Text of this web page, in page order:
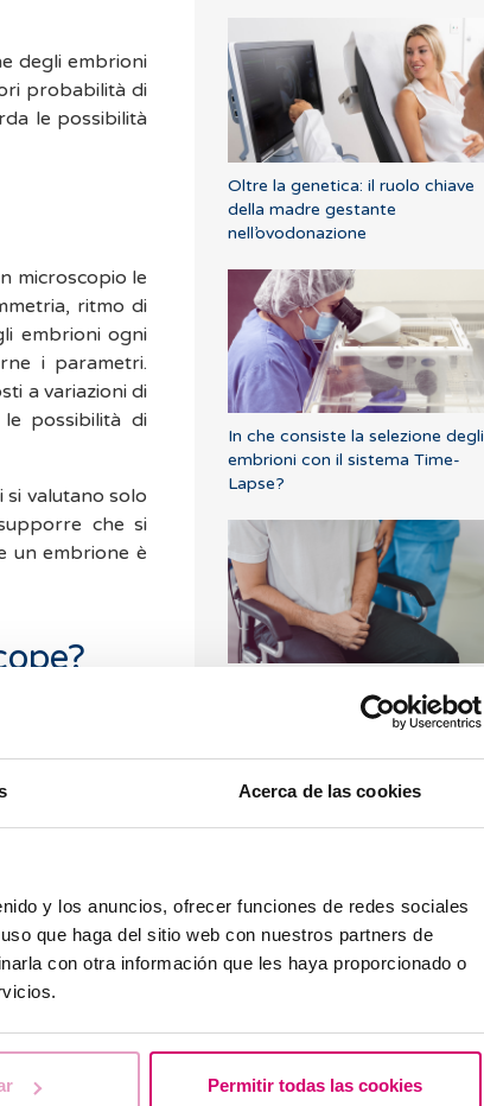
Acerca de las cookies
y los anuncios, ofrecer funciones de redes sociales
que haga del sitio web con nuestros partners de
con otra información que les haya proporcionado o
Permitir todas las cookies
degli embrioni
probabilità di
le possibilità
microscopio le
ritmo di
embrioni ogni
i parametri.
a variazioni di
possibilità di
valutano solo
che si
un embrione è
l’incubazione è
coltura, che si
per quanto
che succede.
ma in
e/o
più buone.
tecnica che ai
Oltre la genetica: il ruolo chiave
della madre gestante
nell’ovodonazione
In che consiste la selezione degli
embrioni con il sistema Time-
Lapse?
I più letti
Ho una bassa riserva ovarica,